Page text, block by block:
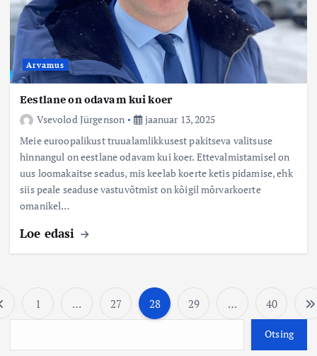
Arvamus
Eestlane on odavam kui koer
Vsevolod Jürgenson
jaanuar 13, 2025
Meie euroopalikust truualamlikkusest pakitseva valitsuse
hinnangul on eestlane odavam kui koer. Ettevalmistamisel on
uus loomakaitse seadus, mis keelab koerte ketis pidamise, ehk
siis peale seaduse vastuvõtmist on kõigil mõrvarkoerte
omanikel…
Loe edasi
P
1 … 27 28 29 … 40
Otsing